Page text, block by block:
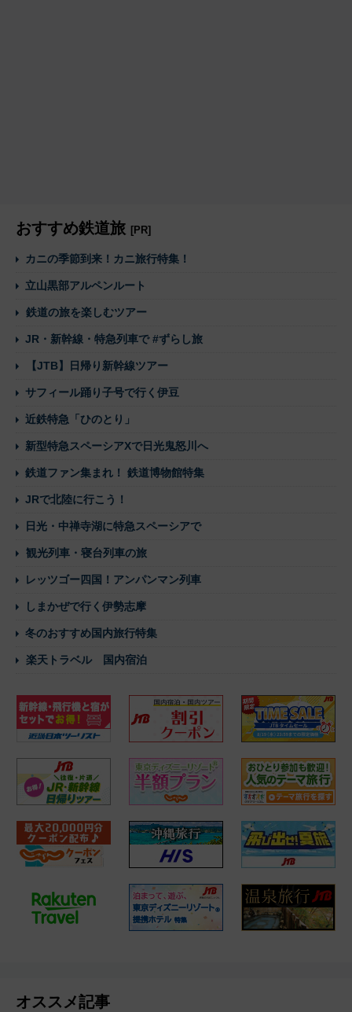
おすすめ鉄道旅 [PR]
カニの季節到来！カニ旅行特集！
立山黒部アルペンルート
鉄道の旅を楽しむツアー
JR・新幹線・特急列車で #ずらし旅
【JTB】日帰り新幹線ツアー
サフィール踊り子号で行く伊豆
近鉄特急「ひのとり」
新型特急スペーシアXで日光鬼怒川へ
鉄道ファン集まれ！ 鉄道博物館特集
JRで北陸に行こう！
日光・中禅寺湖に特急スペーシアで
観光列車・寝台列車の旅
レッツゴー四国！アンパンマン列車
しまかぜで行く伊勢志摩
冬のおすすめ国内旅行特集
楽天トラベル 国内宿泊
オススメ記事